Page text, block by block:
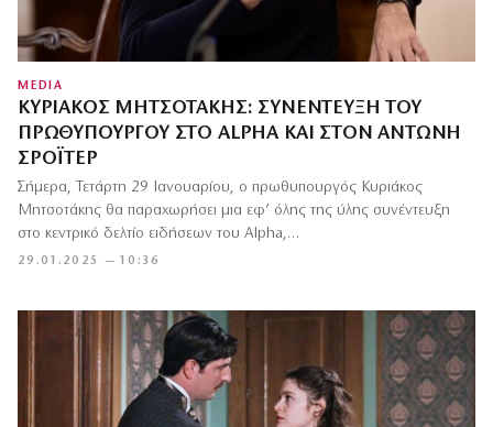
MEDIA
ΚΥΡΙΆΚΟΣ ΜΗΤΣΟΤΆΚΗΣ: ΣΥΝΈΝΤΕΥΞΗ ΤΟΥ
ΠΡΩΘΥΠΟΥΡΓΟΎ ΣΤΟ ALPHA ΚΑΙ ΣΤΟΝ ΑΝΤΏΝΗ
ΣΡΌΙΤΕΡ
29.01.2025 — 10:36
Σήμερα, Τετάρτη 29 Ιανουαρίου, ο πρωθυπουργός Κυριάκος
Μητσοτάκης θα παραχωρήσει μια εφ’ όλης της ύλης συνέντευξη
στο κεντρικό δελτίο ειδήσεων του Alpha,…